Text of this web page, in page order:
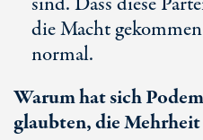
die Macht
normal.
Warum hat sich
glaubten, die